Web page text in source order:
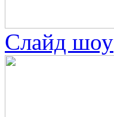
Слайд шоу